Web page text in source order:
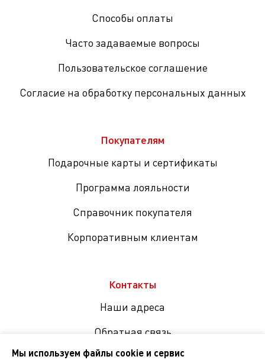
Способы оплаты
Часто задаваемые вопросы
Пользовательское соглашение
Согласие на обработку персональных данных
Покупателям
Подарочные карты и сертификаты
Программа лояльности
Справочник покупателя
Корпоративным клиентам
Контакты
Наши адреса
Обратная связь
Мы используем файлы cookie и сервис